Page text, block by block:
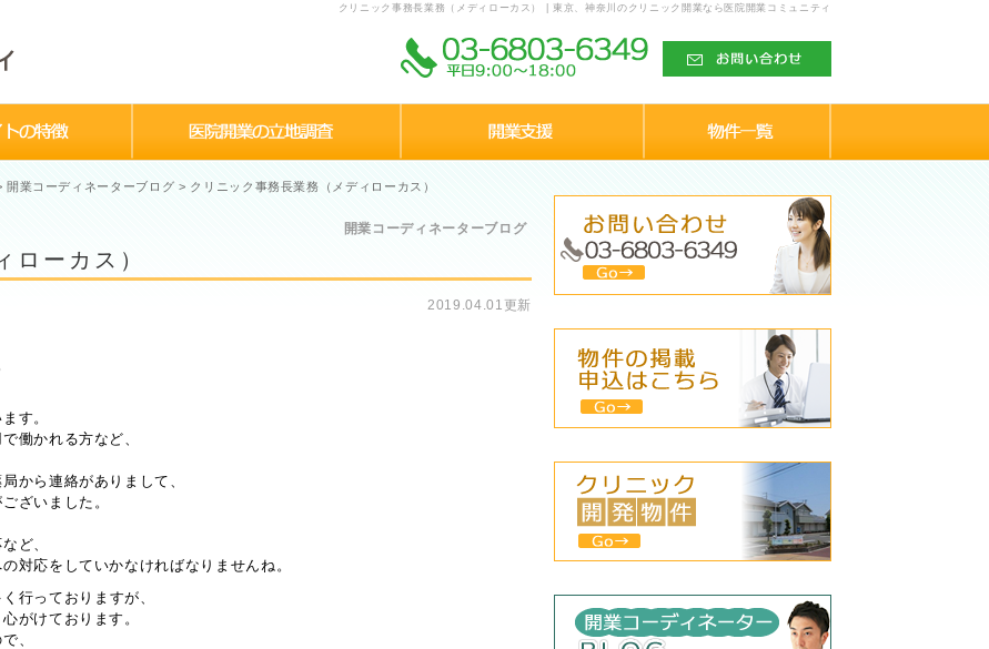
クリニック事務長業務（メディローカス） | 東京、神奈川のクリニック開業なら医院開業コミュニティ
開業コーディネーターブログ > クリニック事務長業務（メディローカス）
開業コーディネーターブログ
ローカス）
2019.04.01更新
す。
働かれる方など、
から連絡がありまして、
ざいました。
ど、
対応をしていかなければなりませんね。
行っておりますが、
がけております。
、